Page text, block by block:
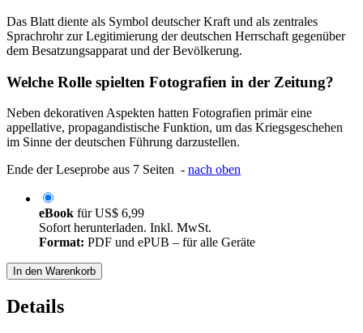
Das Blatt diente als Symbol deutscher Kraft und als zentrales
Sprachrohr zur Legitimierung der deutschen Herrschaft gegenüber
dem Besatzungsapparat und der Bevölkerung.
Welche Rolle spielten Fotografien in der Zeitung?
Neben dekorativen Aspekten hatten Fotografien primär eine
appellative, propagandistische Funktion, um das Kriegsgeschehen
im Sinne der deutschen Führung darzustellen.
Ende der Leseprobe aus 7 Seiten - nach oben
eBook fürUS$ 6,99
Sofort herunterladen. Inkl. MwSt.
Format: PDF und ePUB – für alle Geräte
In den Warenkorb
Details